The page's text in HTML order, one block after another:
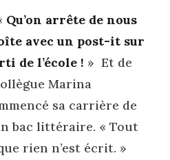
Qu’on arrête de nous
avec un post-it sur
de l’école ! » Et de
Marina
sa carrière de
bac littéraire. « Tout
rien n’est écrit. »